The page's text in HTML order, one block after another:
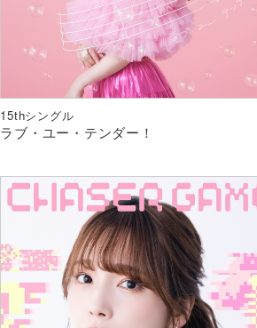
15thシングル
ラブ・ユー・テンダー！